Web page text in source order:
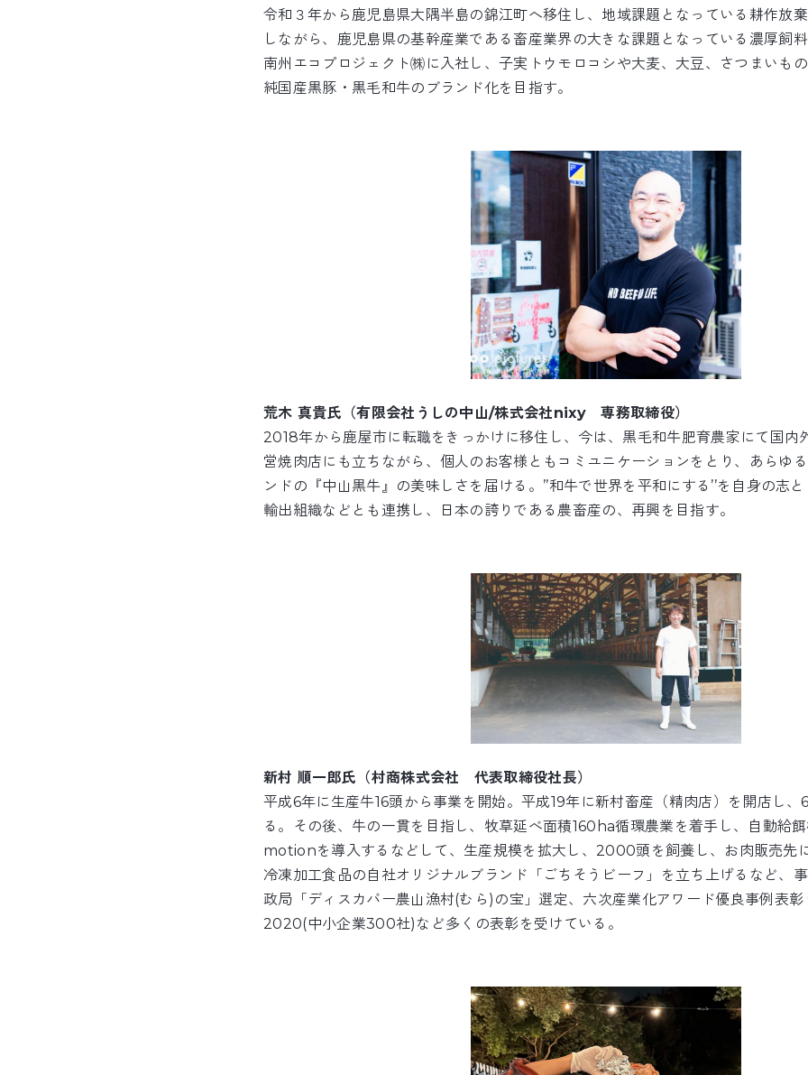
令和３年から鹿児島県大隅半島の錦江町へ移住し、地域課題となっている耕作放
しながら、鹿児島県の基幹産業である畜産業界の大きな課題となっている濃厚飼料
南州エコプロジェクト㈱に入社し、子実トウモロコシや大麦、大豆、さつまいもの
純国産黒豚・黒毛和牛のブランド化を目指す。
荒木 真貴氏（有限会社うしの中山/株式会社nixy 専務取締役）
2018年から鹿屋市に転職をきっかけに移住し、今は、黒毛和牛肥育農家にて国内
営焼肉店にも立ちながら、個人のお客様ともコミユニケーションをとり、あらゆ
ンドの『中山黒牛』の美味しさを届ける。’’和牛で世界を平和にする’’を自身の志
輸出組織などとも連携し、日本の誇りである農畜産の、再興を目指す。
新村 順一郎氏（村商株式会社 代表取締役社長）
平成6年に生産牛16頭から事業を開始。平成19年に新村畜産（精肉店）を開店し、
る。その後、牛の一貫を目指し、牧草延べ面積160ha循環農業を着手し、自動給
motionを導入するなどして、生産規模を拡大し、2000頭を飼養し、お肉販売先
冷凍加工食品の自社オリジナルブランド「ごちそうビーフ」を立ち上げるなど、
政局「ディスカバー農山漁村(むら)の宝」選定、六次産業化アワード優良事例表彰
2020(中小企業300社)など多くの表彰を受けている。